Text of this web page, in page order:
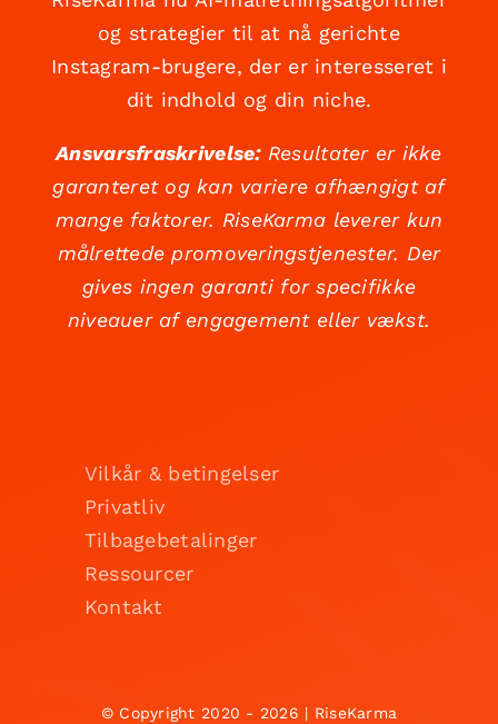
og strategier til at nå gerichte
Instagram-brugere, der er interesseret i
dit indhold og din niche.
Ansvarsfraskrivelse:Resultater er ikke
garanteret og kan variere afhængigt af
mange faktorer. RiseKarma leverer kun
målrettede promoveringstjenester. Der
gives ingen garanti for specifikke
niveauer af engagement eller vækst.
Vilkår & betingelser
Privatliv
Tilbagebetalinger
Ressourcer
Kontakt
© Copyright 2020 - 2026 | RiseKarma